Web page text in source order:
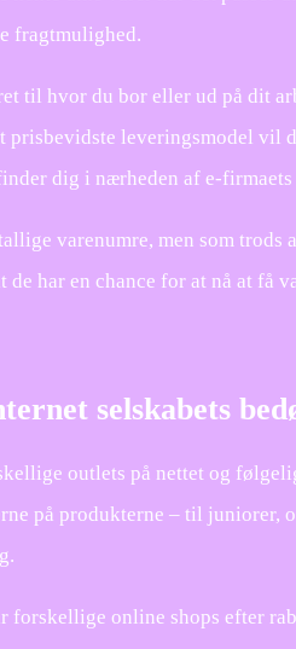
fragtmulighed.
til hvor du bor eller ud på dit
prisbevidste leveringsmodel
dig i nærheden af e-firmaets
varenumre, men som trods
har en chance for at nå at få
selskabets
outlets på nettet og
på produkterne – til juniorer,
online shops efter